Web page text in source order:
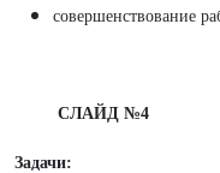
совершенствование
СЛАЙД №4
Задачи: